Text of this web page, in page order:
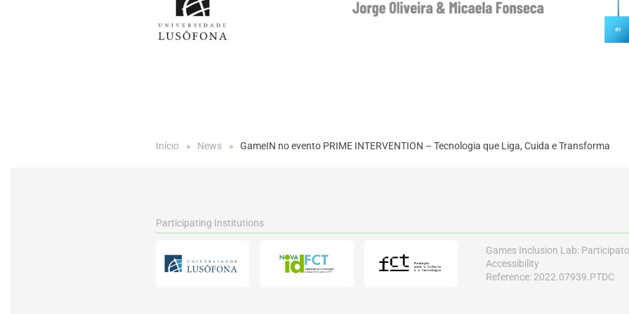
Início News GameIN no evento PRIME INTERVENTION – Tecnologia que Liga, Cuida e Transforma
Participating Institutions
Games Inclusion Lab:
Accessibility
Reference: 2022.07939.PTDC